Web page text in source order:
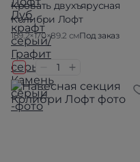
Кровать двухъярусная
Колибри Лофт
189.2×170×89.2 смПод заказ